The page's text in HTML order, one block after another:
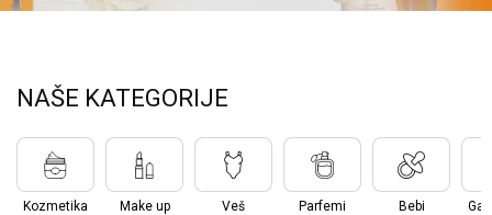
NAŠE KATEGORIJE
Kozmetika Make up Veš Parfemi
Bebi